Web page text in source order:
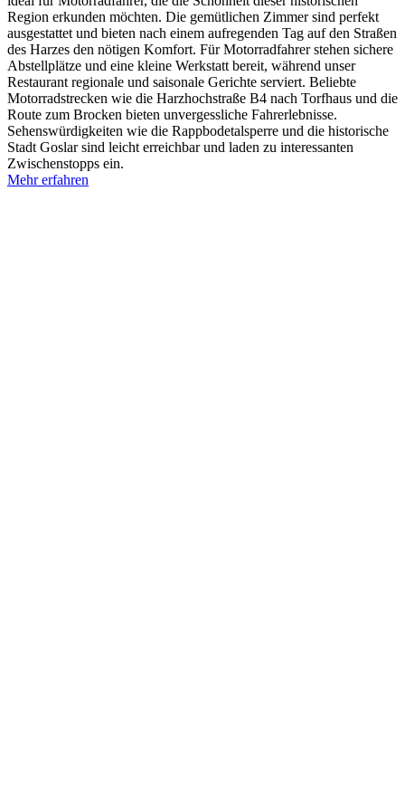
Region erkunden möchten. Die gemütlichen Zimmer sind perfekt
ausgestattet und bieten nach einem aufregenden Tag auf den Straßen
des Harzes den nötigen Komfort. Für Motorradfahrer stehen sichere
Abstellplätze und eine kleine Werkstatt bereit, während unser
Restaurant regionale und saisonale Gerichte serviert. Beliebte
Motorradstrecken wie die Harzhochstraße B4 nach Torfhaus und die
Route zum Brocken bieten unvergessliche Fahrerlebnisse.
Sehenswürdigkeiten wie die Rappbodetalsperre und die historische
Stadt Goslar sind leicht erreichbar und laden zu interessanten
Zwischenstopps ein.
Mehr erfahren